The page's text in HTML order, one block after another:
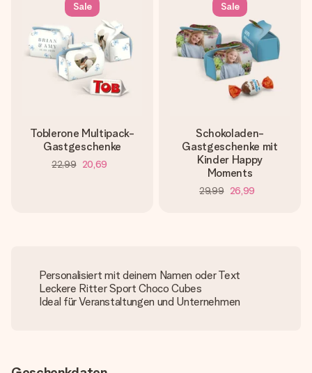
Sale
Toblerone Multipack-
Gastgeschenke
22,99 20,69
Sale
Schokoladen-
Gastgeschenke mit
Kinder Happy
Moments
29,99 26,99
Personalisiert mit deinem Namen oder Text
Leckere Ritter Sport Choco Cubes
Ideal für Veranstaltungen und Unternehmen